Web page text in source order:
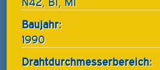
Baujahr:
1990
Drahtdurchmesserbereich: